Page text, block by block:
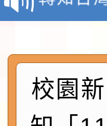
月29日
「抗生
動」插
淨零綠
會
地景藝
115年8
校園